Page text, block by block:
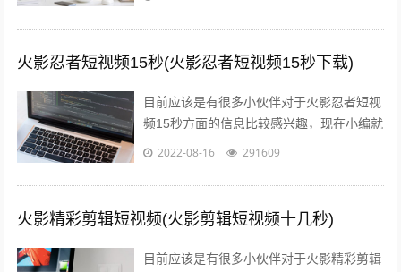
火影忍者短视频15秒(火影忍者短视频15秒下载)
目前应该是有很多小伙伴对于火影忍者短视
频15秒方面的信息比较感兴趣，现在小编就
收集了一些与火影忍者短视频15秒下载相关
2022-08-16 291609
火影精彩剪辑短视频(火影剪辑短视频十几秒)
目前应该是有很多小伙伴对于火影精彩剪辑